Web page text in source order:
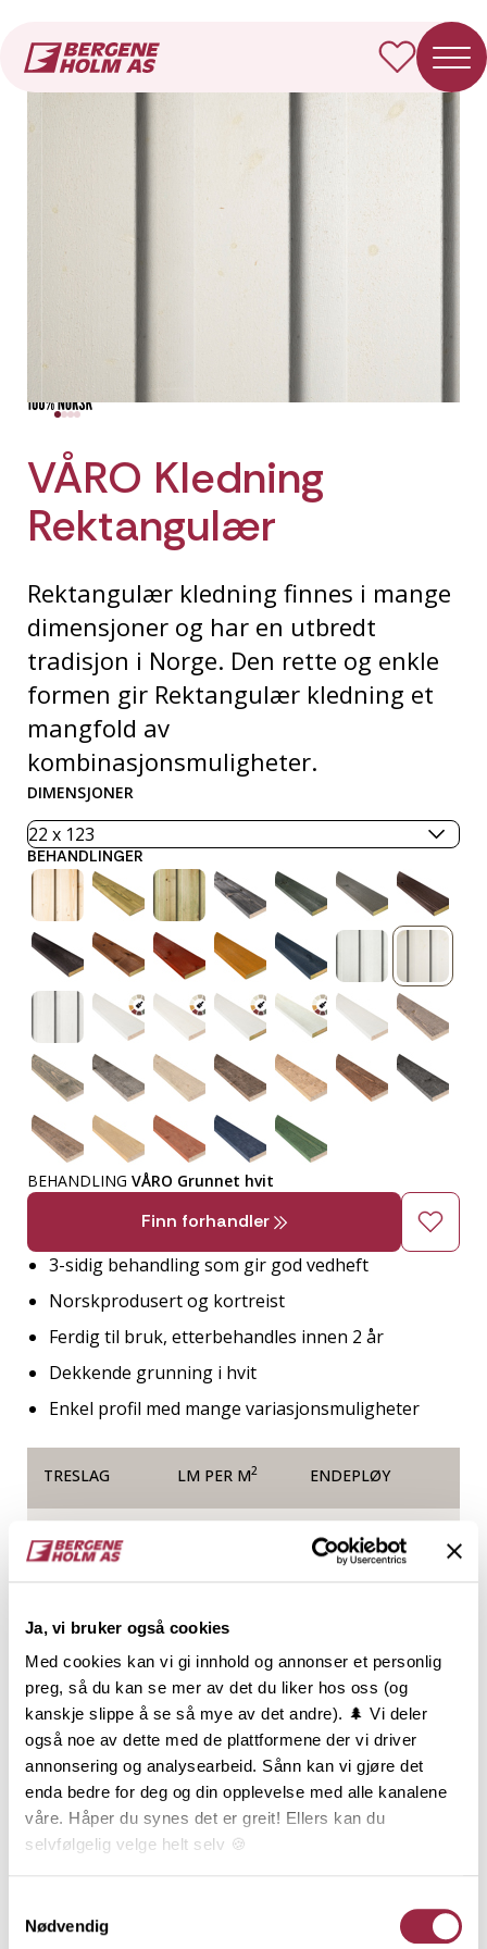
Ja, vi bruker også cookies
Med cookies kan vi gi innhold og annonser et personlig
preg, så du kan se mer av det du liker hos oss (og
kanskje slippe å se så mye av det andre). 🌲 Vi deler
også noe av dette med de plattformene der vi driver
annonsering og analysearbeid. Sånn kan vi gjøre det
enda bedre for deg og din opplevelse med alle kanalene
våre. Håper du synes det er greit! Ellers kan du
selvfølgelig velge helt selv 🍪
Nødvendig
VÅRO Kledning
Rektangulær
Rektangulær kledning finnes i mange
dimensjoner og har en utbredt
tradisjon i Norge. Den rette og enkle
formen gir Rektangulær kledning et
mangfold av
kombinasjonsmuligheter.
DIMENSJONER
BEHANDLINGER
BEHANDLING VÅRO Grunnet hvit
Finn forhandler
3-sidig behandling som gir god vedheft
Norskprodusert og kortreist
Ferdig til bruk, etterbehandles innen 2 år
Dekkende grunning i hvit
Enkel profil med mange variasjonsmuligheter
TRESLAG LM PER M2 ENDEPLØY
Gran
50478464
Produktinformasjon
Rektangulær kledning, ofte kalt
tømmermannskledning, har en utbredt tradisjon, og
er den klart vanligste kledningstypen i Norge.
mange dimensjonene, gir Rektangulær kledning et